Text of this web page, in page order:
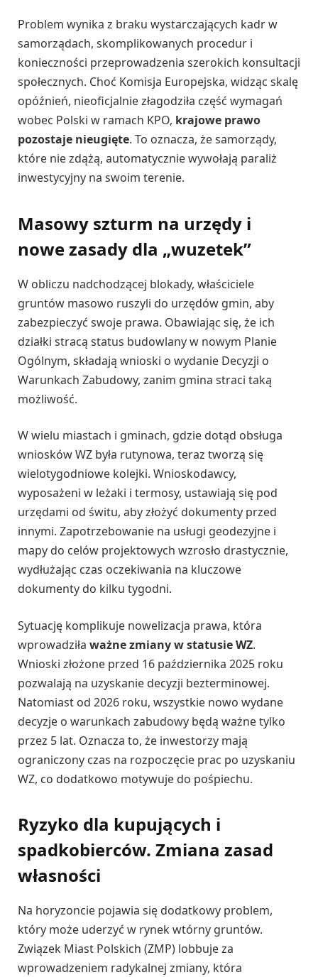
Problem wynika z braku wystarczających kadr w
samorządach, skomplikowanych procedur i
konieczności przeprowadzenia szerokich konsultacji
społecznych. Choć Komisja Europejska, widząc skalę
opóźnień, nieoficjalnie złagodziła część wymagań
wobec Polski w ramach KPO, krajowe prawo
pozostaje nieugięte. To oznacza, że samorządy,
które nie zdążą, automatycznie wywołają paraliż
inwestycyjny na swoim terenie.
Masowy szturm na urzędy i
nowe zasady dla „wuzetek”
W obliczu nadchodzącej blokady, właściciele
gruntów masowo ruszyli do urzędów gmin, aby
zabezpieczyć swoje prawa. Obawiając się, że ich
działki stracą status budowlany w nowym Planie
Ogólnym, składają wnioski o wydanie Decyzji o
Warunkach Zabudowy, zanim gmina straci taką
możliwość.
W wielu miastach i gminach, gdzie dotąd obsługa
wniosków WZ była rutynowa, teraz tworzą się
wielotygodniowe kolejki. Wnioskodawcy,
wyposażeni w leżaki i termosy, ustawiają się pod
urzędami od świtu, aby złożyć dokumenty przed
innymi. Zapotrzebowanie na usługi geodezyjne i
mapy do celów projektowych wzrosło drastycznie,
wydłużając czas oczekiwania na kluczowe
dokumenty do kilku tygodni.
Sytuację komplikuje nowelizacja prawa, która
wprowadziła ważne zmiany w statusie WZ.
Wnioski złożone przed 16 października 2025 roku
pozwalają na uzyskanie decyzji bezterminowej.
Natomiast od 2026 roku, wszystkie nowo wydane
decyzje o warunkach zabudowy będą ważne tylko
przez 5 lat. Oznacza to, że inwestorzy mają
ograniczony czas na rozpoczęcie prac po uzyskaniu
WZ, co dodatkowo motywuje do pośpiechu.
Ryzyko dla kupujących i
spadkobierców. Zmiana zasad
własności
Na horyzoncie pojawia się dodatkowy problem,
który może uderzyć w rynek wtórny gruntów.
Związek Miast Polskich (ZMP) lobbuje za
wprowadzeniem radykalnej zmiany, która